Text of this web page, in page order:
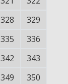
328
329
335
336
342
343
349
350